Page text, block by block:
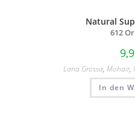
Natural
612
Lana Grossa, Mohair,
In den